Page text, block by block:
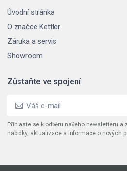
Úvodní stránka
O značce Kettler
Záruka a servis
Showroom
Zůstaňte ve spojení
Přihlaste se k odběru našeho newsletteru a
nabídky, aktualizace a informace o nových